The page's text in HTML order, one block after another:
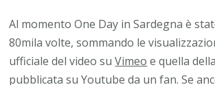
Al momento One Day in Sardegna è
80mila volte, sommando le
ufficiale del video suVimeo e quella
pubblicata su Youtube da un fan. Se